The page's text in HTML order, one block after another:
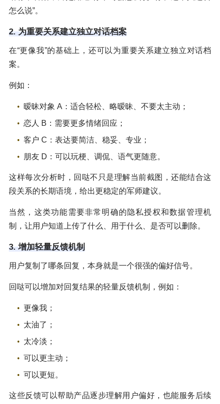
怎么说”。
2. 为重要关系建立独立对话档案
在“更像我”的基础上，还可以为重要关系建立独立对话档
案。
例如：
暧昧对象 A：适合轻松、略暧昧、不要太主动；
恋人 B：需要更多情绪回应；
客户 C：表达要简洁、稳妥、专业；
朋友 D：可以玩梗、调侃、语气更随意。
这样每次分析时，回哒不只是理解当前截图，还能结合这
段关系的长期语境，给出更稳定的军师建议。
当然，这类功能需要非常明确的隐私授权和数据管理机
制，让用户知道上传了什么、用于什么、是否可以删除。
3. 增加轻量反馈机制
用户复制了哪条回复，本身就是一个很强的偏好信号。
回哒可以增加对回复结果的轻量反馈机制，例如：
更像我；
太油了；
太冷淡；
可以更主动；
可以更短。
这些反馈可以帮助产品逐步理解用户偏好，也能服务后续